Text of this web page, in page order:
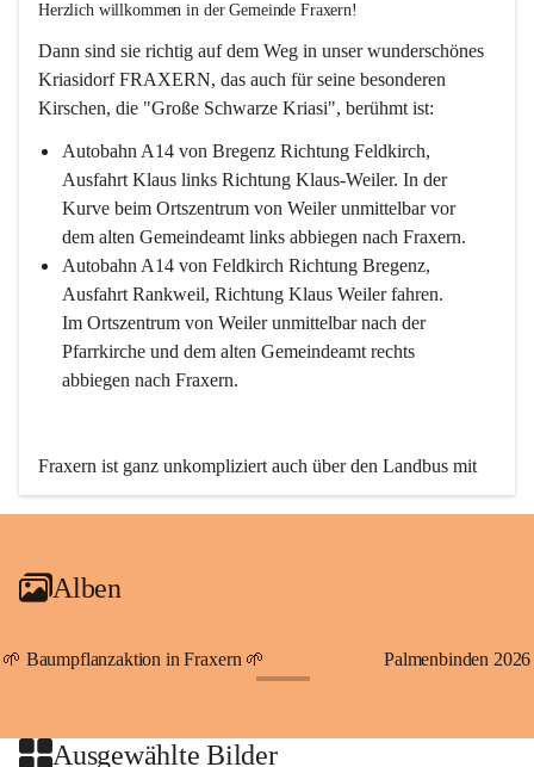
Herzlich willkommen in der Gemeinde Fraxern!
Dann sind sie richtig auf dem Weg in unser wunderschönes
Kriasidorf FRAXERN, das auch für seine besonderen
Kirschen, die "Große Schwarze Kriasi", berühmt ist:
Autobahn A14 von Bregenz Richtung Feldkirch,
Ausfahrt Klaus links Richtung Klaus-Weiler. In der
Kurve beim Ortszentrum von Weiler unmittelbar vor
dem alten Gemeindeamt links abbiegen nach Fraxern.
Autobahn A14 von Feldkirch Richtung Bregenz,
Ausfahrt Rankweil, Richtung Klaus Weiler fahren.
Im Ortszentrum von Weiler unmittelbar nach der
Pfarrkirche und dem alten Gemeindeamt rechts
abbiegen nach Fraxern.
Fraxern ist ganz unkompliziert auch über den Landbus mit
den öffentlichen Verkehrsmitteln zu erreichen. Die Linie
An Samstagen, Sonn- und Feiertagen können Sie bequem
persönlichen Linienbus zur gewünschten Zeit zu Ihrer
Haltestelle bestellen. Sowohl von Weiler kommend nach
beide Fahrten Weiler-Fraxern-Weiler.
Alben
🌱 Baumpflanzaktion in Fraxern 🌱 Palmenbinden 2026
Ausgewählte Bilder